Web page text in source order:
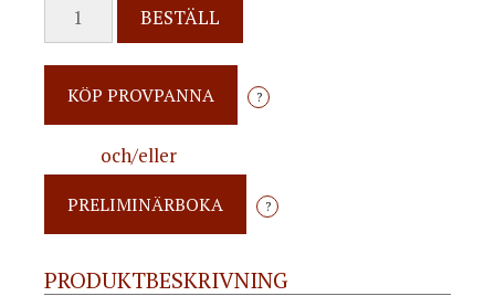
BESTÄLL
?
och/eller
?
PRODUKTBESKRIVNING